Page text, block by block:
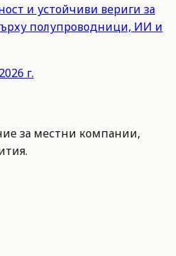
и устойчиви вериги за
полупроводници, ИИ и
г.
за местни компании,